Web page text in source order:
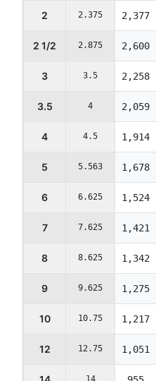
2 2.375 2,377
2 1/2 2.875 2,600
3 3.5 2,258
3.5 4 2,059
4 4.5 1,914
5 5.563 1,678
6 6.625 1,524
7 7.625 1,421
8 8.625 1,342
9 9.625 1,275
10 10.75 1,217
12 12.75 1,051
14